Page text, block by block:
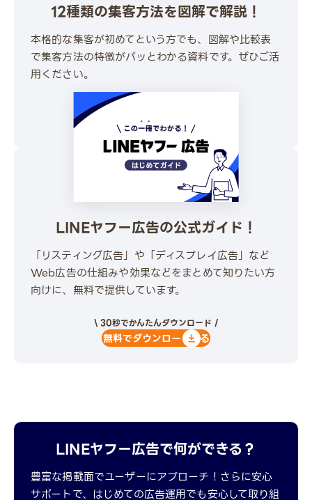
12種類の集客方法を図解で解説！
本格的な集客が初めてという方でも、図解や比較表
で集客方法の特徴がパッとわかる資料です。ぜひご活
用ください。
\ 30秒でかんたんダウンロード /
無料でダウンロードする
LINEヤフー広告の公式ガイド！
「リスティング広告」や「ディスプレイ広告」など
Web広告の仕組みや効果などをまとめて知りたい方
向けに、無料で提供しています。
\ 30秒でかんたんダウンロード /
無料でダウンロードする
LINEヤフー広告で何ができる？
豊富な掲載面でユーザーにアプローチ！さらに安心
サポートで、はじめての広告運用でも安心して取り組